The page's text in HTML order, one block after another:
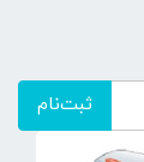
ثبت‌نام